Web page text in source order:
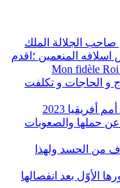
25سنة لتربع صاحب الجلالة الملك
المنعمين ؛اقدم
و الحاجات و تكلفت
2023
عن حملها والصعوبات
من الحسد ولهذا
الأوّل بعد انفصالها